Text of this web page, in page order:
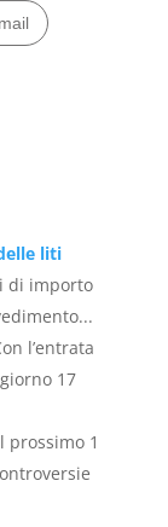
liti
di importo
l’entrata
17
prossimo 1